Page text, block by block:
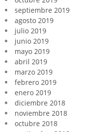
septiembre 2019
agosto 2019
julio 2019
junio 2019
mayo 2019
abril 2019
marzo 2019
febrero 2019
enero 2019
diciembre 2018
noviembre 2018
octubre 2018